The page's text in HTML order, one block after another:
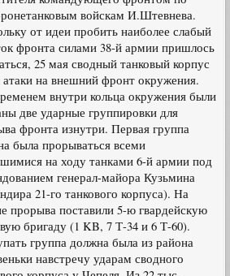
войскам И.Штевнева.
от идеи пробить наиболее слабый
фронта силами 38-й армии пришлось
25 мая сводный танковый корпус
атаки на внешний фронт окружения.
внутри кольца окружения были
две ударные группировки для
фронта изнутри. Первая группа
была прорываться всеми
на ходу танками 6-й армии под
генерал-майора Кузьмина
21-го танкового корпуса). На
прорыва поставили 5-ю гвардейскую
бригаду (1 KB, 7 Т-34 и 6 Т-60).
группа должна была из района
навстречу ударам сводного